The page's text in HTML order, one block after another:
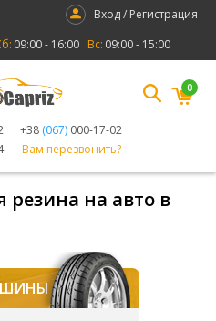
Вход / Регистрация
09:00 - 16:00 Вс: 09:00 - 15:00
+38 (067) 000-17-02
Вам перезвонить?
0
на авто в
ШИНЫ